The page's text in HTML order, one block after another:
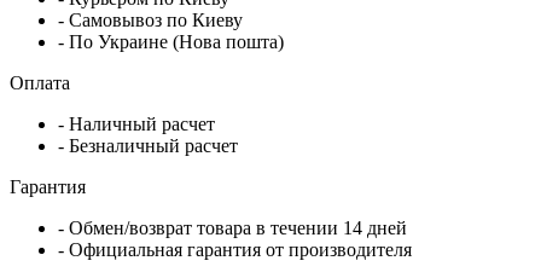
- Самовывоз по Киеву
- По Украине (Нова пошта)
Оплата
- Наличный расчет
- Безналичный расчет
Гарантия
- Обмен/возврат товара в течении 14 дней
- Официальная гарантия от производителя